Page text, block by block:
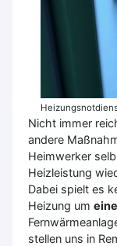
Nicht immer
andere
Heimwerker
Heizleistung
Dabei spielt es
Heizung um
stellen uns in